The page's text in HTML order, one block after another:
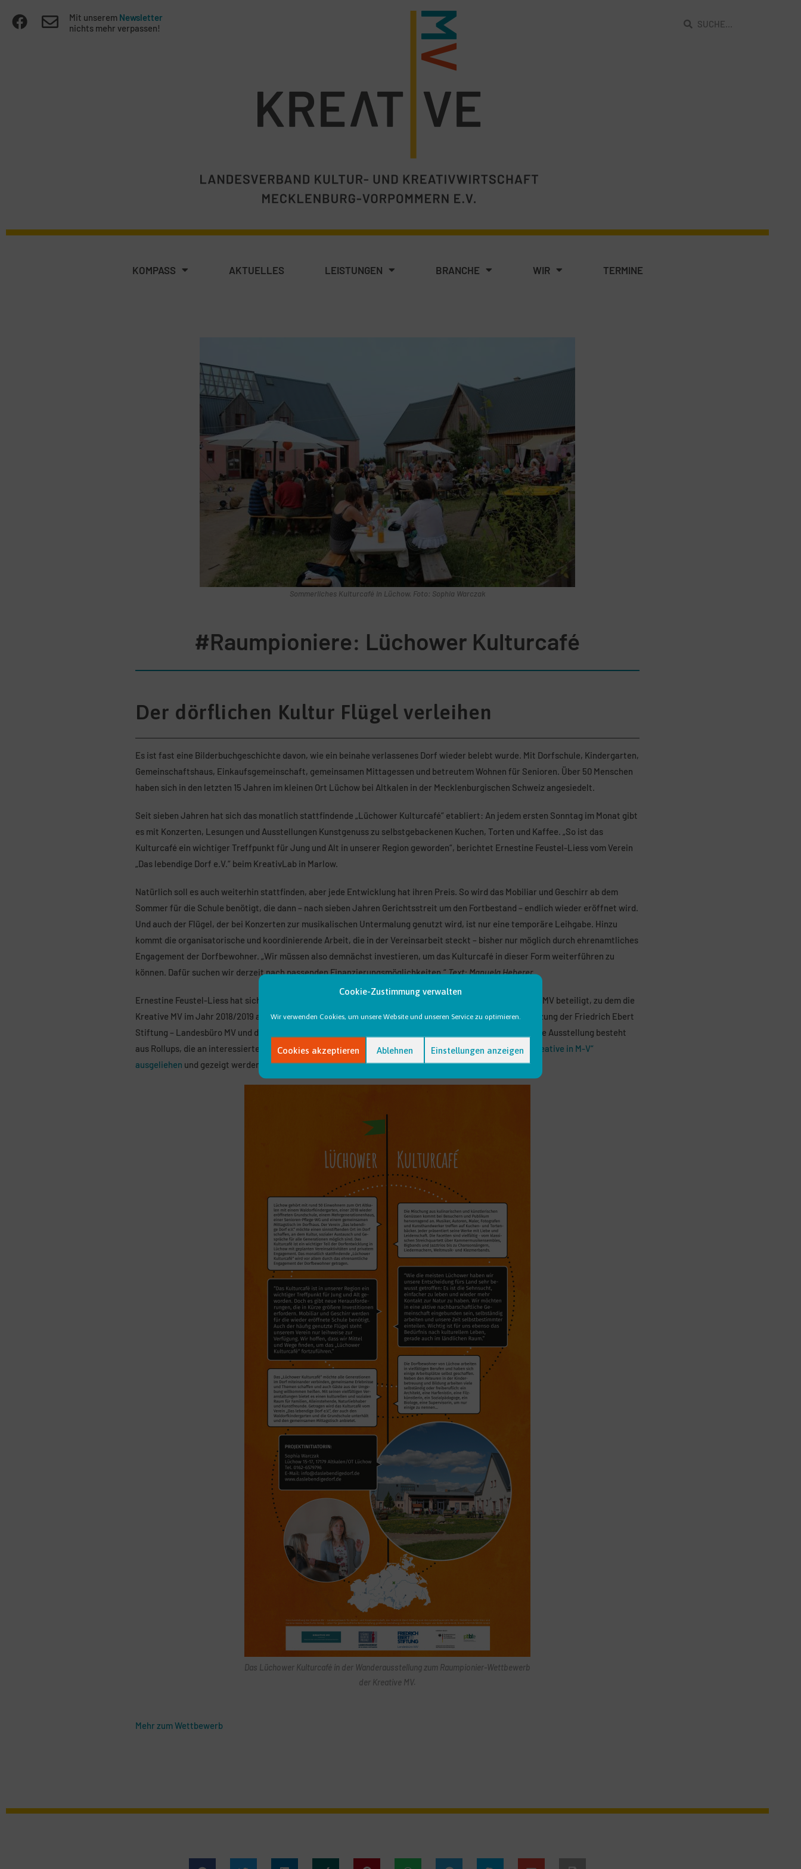
Cookie-Zustimmung verwalten
Wir verwenden Cookies, um unsere Website und unseren Service zu optimieren.
Cookies akzeptieren Ablehnen Einstellungen anzeigen
Mit unserem Newsletter
nichts mehr verpassen!
KOMPASS AKTUELLES LEISTUNGEN BRANCHE WIR TERMINE
Sommerliches Kulturcafé in Lüchow. Foto: Sophia Warczak
#Raumpioniere: Lüchower Kulturcafé
Der dörflichen Kultur Flügel verleihen
Es ist fast eine Bilderbuchgeschichte davon, wie ein beinahe verlassenes Dorf wieder belebt wurde. Mit Dorfschule, Kindergarten,
Gemeinschaftshaus, Einkaufsgemeinschaft, gemeinsamen Mittagessen und betreutem Wohnen für Senioren. Über 50 Menschen
haben sich in den letzten 15 Jahren im kleinen Ort Lüchow bei Altkalen in der Mecklenburgischen Schweiz angesiedelt.
Seit sieben Jahren hat sich das monatlich stattfindende „Lüchower Kulturcafé“ etabliert: An jedem ersten Sonntag im Monat gibt
es mit Konzerten, Lesungen und Ausstellungen Kunstgenuss zu selbstgebackenen Kuchen, Torten und Kaffee. „So ist das
Kulturcafé ein wichtiger Treffpunkt für Jung und Alt in unserer Region geworden“, berichtet Ernestine Feustel-Liess vom Verein
„Das lebendige Dorf e.V.“ beim KreativLab in Marlow.
Natürlich soll es auch weiterhin stattfinden, aber jede Entwicklung hat ihren Preis. So wird das Mobiliar und Geschirr ab dem
Sommer für die Schule benötigt, die dann – nach sieben Jahren Gerichtsstreit um den Fortbestand – endlich wieder eröffnet wird.
Und auch der Flügel, der bei Konzerten zur musikalischen Untermalung genutzt wird, ist nur eine temporäre Leihgabe. Hinzu
kommt die organisatorische und koordinierende Arbeit, die in der Vereinsarbeit steckt – bisher nur möglich durch ehrenamtliches
Engagement der Dorfbewohner. „Wir müssen also demnächst investieren, um das Kulturcafé in dieser Form weiterführen zu
können. Dafür suchen wir derzeit nach passenden Finanzierungsmöglichkeiten.“Text: Manuela Heberer
Ernestine Feustel-Liess hat sich mit ihrer Projektidee am Landeswettbewerb für kreative Raumpioniere MV beteiligt, zu dem die
Kreative MV im Jahr 2018/2019 aufgerufen hatte. Die zehn nominierten Projekte haben wir mit Unterstützung der Friedrich Ebert
Stiftung – Landesbüro MV und des Landesfrauenrates MV e.V. in einer Wanderausstellung portraitiert. Die Ausstellung besteht
aus Rollups, die an interessierte Partner kostenfreiüber die Friedrich Ebert Stiftung unter dem Titel „Kreative in M-V“
ausgeliehen und gezeigt werden können.
Das Lüchower Kulturcafé in der Wanderausstellung zum Raumpionier-Wettbewerb
der Kreative MV.
Mehr zum Wettbewerb